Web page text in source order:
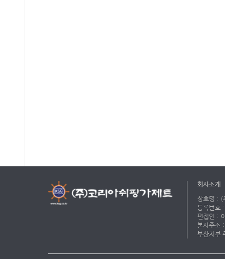
회사소개
상호명 : (
등록번호
편집인 :
본사주소
부산지부